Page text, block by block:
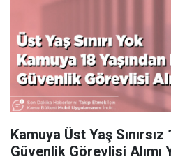
Kamuya Üst Yaş
Güvenlik Görevlisi Alımı